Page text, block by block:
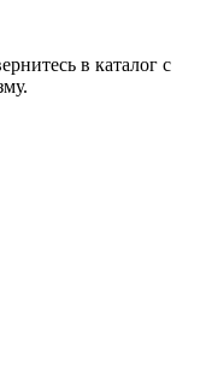
в каталог с